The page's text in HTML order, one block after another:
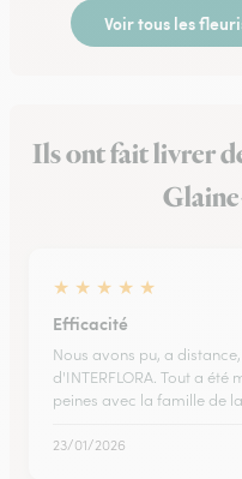
Voir tous les
Ils ont fait livrer
★ ★ ★ ★ ★
Efficacité
Nous avons pu, a
d'INTERFLORA. Tout a
peines avec la famille de
23/01/2026